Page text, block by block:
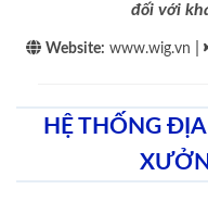
đối với
Website: www.wig.vn
HỆ THỐNG